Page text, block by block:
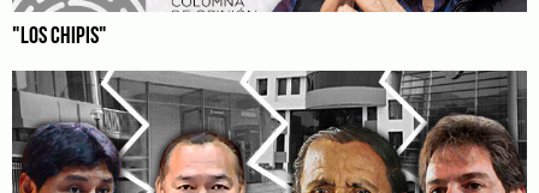
"LOS CHIPIS"